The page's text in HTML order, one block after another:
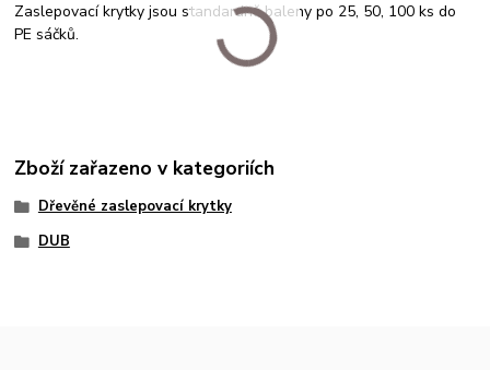
Zaslepovací krytky jsou standardně baleny po 25, 50, 100 ks do
PE sáčků.
Zboží zařazeno v kategoriích
Dřevěné zaslepovací krytky
DUB